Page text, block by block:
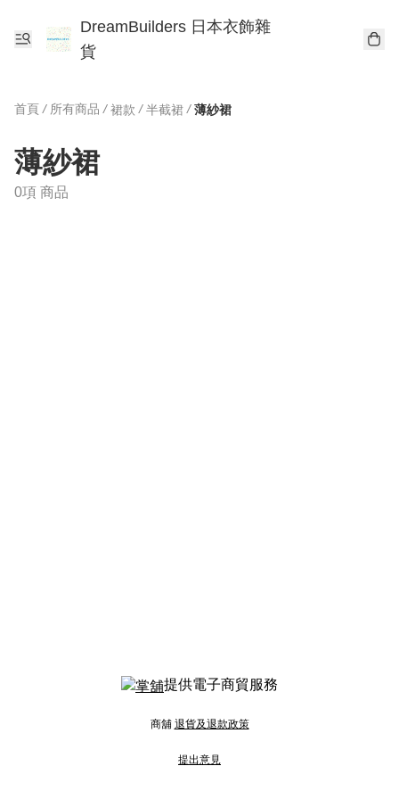
DreamBuilders 日本衣飾雜
貨
首頁 / 所有商品 / 裙款 / 半截裙 / 薄紗裙
薄紗裙
0項 商品
提供電子商貿服務
商舖 退貨及退款政策
提出意見